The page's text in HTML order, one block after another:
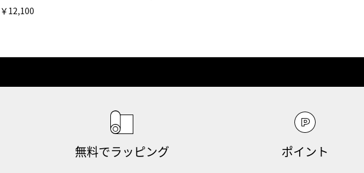
￥12,100
無料でラッピング ポイント